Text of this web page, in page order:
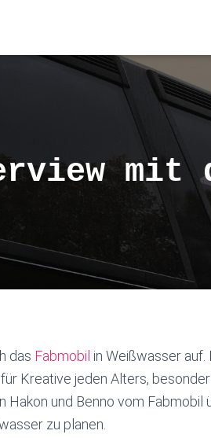
mit
das Fabmobil in Weißwasser
Kreative jeden Alters,
Hakon und Benno vom Fabmobil
zu planen.